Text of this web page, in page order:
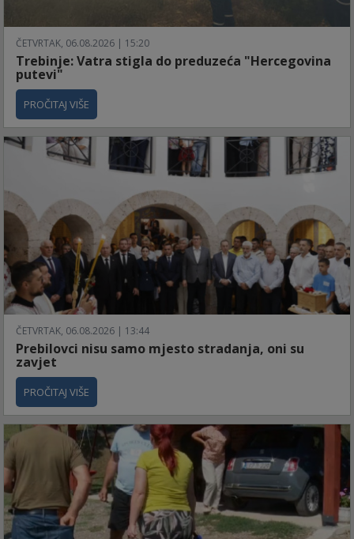
ČETVRTAK, 06.08.2026 | 15:20
Trebinje: Vatra stigla do preduzeća "Hercegovina
putevi"
PROČITAJ VIŠE
ČETVRTAK, 06.08.2026 | 13:44
Prebilovci nisu samo mjesto stradanja, oni su
zavjet
PROČITAJ VIŠE